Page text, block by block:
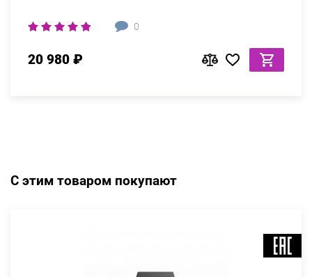
0
20 980 ₽
С этим товаром покупают